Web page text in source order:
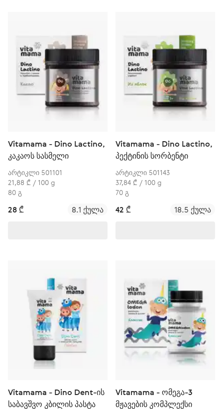
Vitamama - Dino Lactino,
კაკაოს სასმელი
არტიკლი 501101
21,88 ₾ / 100 g
80 გ
28 ₾ 8.1 ქულა
Vitamama - Dino Lactino,
პექტინის სორბენტი
არტიკლი 501143
37,84 ₾ / 100 g
70 გ
42 ₾ 18.5 ქულა
Vitamama - Dino Dent-ის
საბავშვო კბილის პასტა
Vitamama - ომეგა-3
მჟავების კომპლექსი